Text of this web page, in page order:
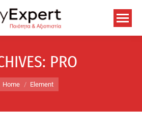
PRO
are here:
Home Element